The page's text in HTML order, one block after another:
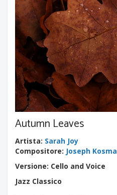
Autumn Leaves
Artista: Sarah Joy
Compositore: Joseph Kosma
Versione: Cello and Voice
Jazz Classico